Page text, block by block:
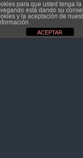
para que usted tenga
está dando su
y la aceptación de
ACEPTAR